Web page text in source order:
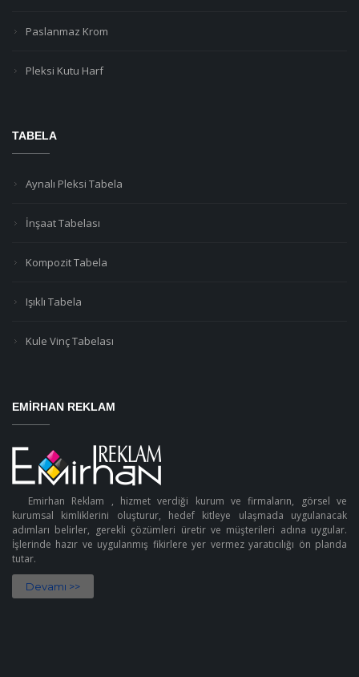
Paslanmaz Krom
Pleksi Kutu Harf
TABELA
Aynalı Pleksi Tabela
İnşaat Tabelası
Kompozit Tabela
Işıklı Tabela
Kule Vinç Tabelası
EMIRHAN REKLAM
Emirhan Reklam , hizmet verdiği kurum ve firmaların, görsel ve
kurumsal kimliklerini oluşturur, hedef kitleye ulaşmada uygulanacak
adımları belirler, gerekli çözümleri üretir ve müşterileri adına uygular.
İşlerinde hazır ve uygulanmış fikirlere yer vermez yaratıcılığı ön planda
tutar.
Devamı >>